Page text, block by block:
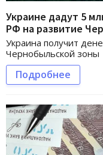
Украине дадут 5
РФ на развитие
Украина получит
Чернобыльской зоны
Подробнее